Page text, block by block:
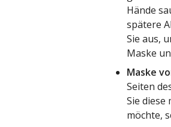
Hände
spätere
Sie aus,
Maske
Maske
Seiten
Sie
möchte,